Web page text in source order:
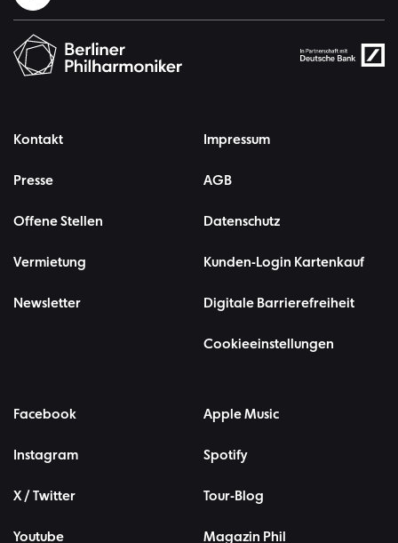
Kontakt
Presse
Offene Stellen
Vermietung
Newsletter
Impressum
AGB
Datenschutz
Kunden-Login Kartenkauf
Digitale Barrierefreiheit
Cookieeinstellungen
Facebook
Instagram
X / Twitter
Youtube
Apple Music
Spotify
Tour-Blog
Magazin Phil